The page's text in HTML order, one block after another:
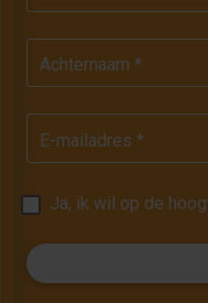
Achternaam *
E-mailadres *
Ja, ik wil op de